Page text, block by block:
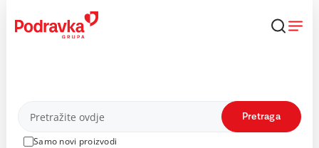
content
Proizvodi
Samo novi proizvodi
Pretraga